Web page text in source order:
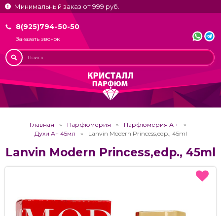
Минимальный заказ от 999 руб.
8(925)794-50-50
Заказать звонок
Главная Парфюмерия
Парфюмерия А +
Духи А+ 45мл
Lanvin Modern Princess,edp., 45ml
Lanvin Modern Princess,edp., 45ml